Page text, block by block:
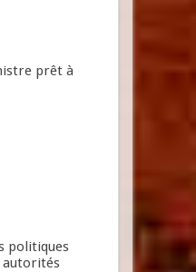
prêt à
politiques
autorités